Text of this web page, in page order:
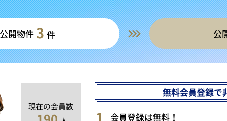
公開物件 3 件 公
現在の会員数
無料会員登録で
会員登録は無料！